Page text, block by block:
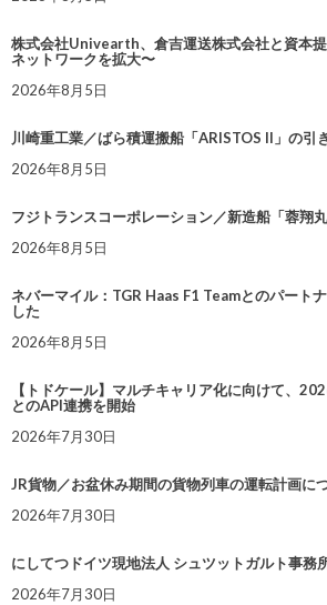
株式会社Univearth、倉吉運送株式会社と資本
ネットワークを拡大〜
2026年8月5日
川崎重工業／ばら積運搬船「ARISTOS II」の引
2026年8月5日
フジトランスコーポレーション／新造船「蓉翔
2026年8月5日
ネバーマイル：TGR Haas F1 Teamとのパート
した
2026年8月5日
【トドケール】マルチキャリア化に向けて、
とのAPI連携を開始
2026年7月30日
JR貨物／お盆休み期間の貨物列車の運転計画に
2026年7月30日
にしてつドイツ現地法人 シュツットガルト事務
2026年7月30日